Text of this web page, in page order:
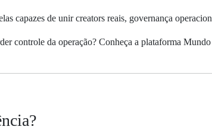
capazes de unir creators reais, governança
controle da operação? Conheça a plataforma